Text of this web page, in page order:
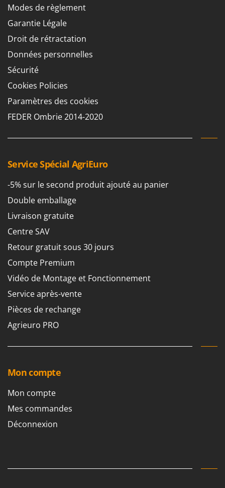
Scies alternatives à batterie
Scies de jardin télescopiques
Sécateurs électriques à batterie
Sécateurs et Échenilloirs manuels
Soufreuses - Poudreuses pour tracteur
T
Taille-haies
Taille-haies à bras pour tracteur
Tarières
Tondeuses à Gazon
Tondeuses autoportées
Tondeuses débroussailleuses thermiques
Trancheuses
Trancheuses de sol
Transpalettes
Treuils de débardage
V
Vêtements de Sécurité
Intex
Italyco
ITM
J JOLLY ITALIA
K
KAAZ
Karcher
Kemper
KitchenAid
Komo
L
Laica
Lampacrescia - MGM
Landxcape
LAR Casalinghi
Lavor
Linea VZ
Lisam
Lotusgrill
M
Macte Ovens
Makita
MAMMAMIA
Marcato
Mastercook
Modes de règlement
Garantie Légale
Droit de rétractation
Données personnelles
Sécurité
Cookies Policies
Paramètres des cookies
FEDER Ombrie 2014-2020
Service Spécial AgriEuro
-5% sur le second produit ajouté au panier
Double emballage
Livraison gratuite
Centre SAV
Retour gratuit sous 30 jours
Compte Premium
Vidéo de Montage et Fonctionnement
Service après-vente
Pièces de rechange
Agrieuro PRO
Mon compte
Mon compte
Mes commandes
Déconnexion